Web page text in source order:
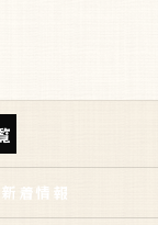
新着情報